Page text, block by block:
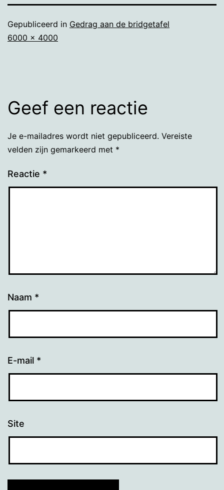
Gepubliceerd in Gedrag aan de bridgetafel
Volledige
6000 × 4000
Geef een reactie
Je e-mailadres wordt niet gepubliceerd. Vereiste
velden zijn gemarkeerd met *
Reactie *
Naam *
E-mail *
Site